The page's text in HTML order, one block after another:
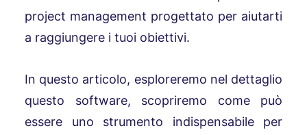
project management progettato per aiutarti
a raggiungere i tuoi obiettivi.
In questo articolo, esploreremo nel dettaglio
questo software, scopriremo come può
essere uno strumento indispensabile per